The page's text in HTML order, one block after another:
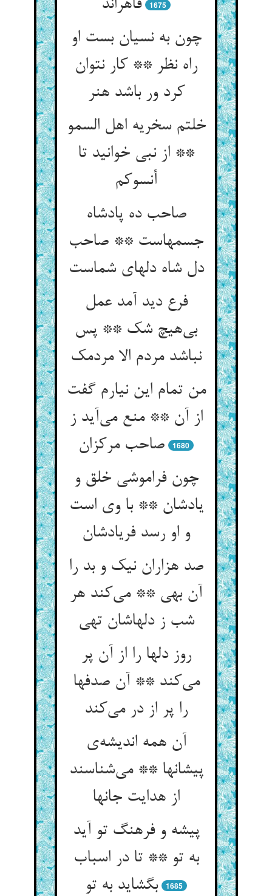
قاهراند 1675
چون به نسیان بست او
راه نظر ** کار نتوان
کرد ور باشد هنر
خلتم سخریه اهل السمو
** از نبی خوانید تا
صاحب ده پادشاه
جسمهاست ** صاحب
دل شاه دلهای شماست‌‌
فرع دید آمد عمل
بی‌‌هیچ شک ** پس
من تمام این نیارم گفت
از آن ** منع می‌‌آید ز
1680
چون فراموشی خلق و
یادشان ** با وی است
صد هزاران نیک و بد را
آن بهی ** می‌‌کند هر
شب ز دلهاشان تهی‌‌
روز دلها را از آن پر
می‌‌کند ** آن صدفها
را پر از در می‌‌کند
آن همه اندیشه‌‌ی
پیشانها ** می‌‌شناسند
از هدایت جانها
پیشه و فرهنگ تو آید
به تو ** تا در اسباب
بگشاید به تو
1685